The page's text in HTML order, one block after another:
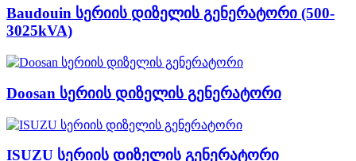
Baudouin სერიის დიზელის გენერატორი (500-
3025kVA)
Doosan სერიის დიზელის გენერატორი
ISUZU სერიის დიზელის გენერატორი